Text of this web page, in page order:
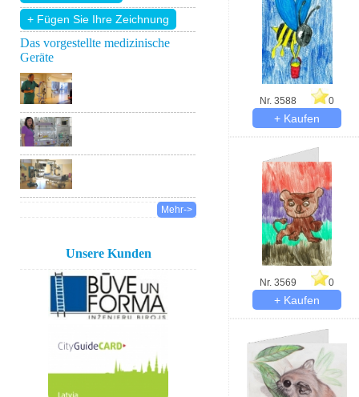
+ Fügen Sie Ihre Zeichnung
Das vorgestellte medizinische
Geräte
Mehr->
Unsere Kunden
Nr. 3588 0
Nr. 3569 0